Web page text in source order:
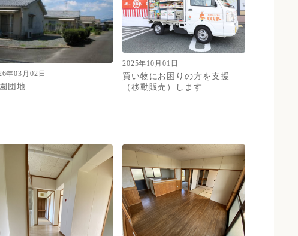
年03月02日
団地
2025年10月01日
買い物にお困りの方を支援
（移動販売）します